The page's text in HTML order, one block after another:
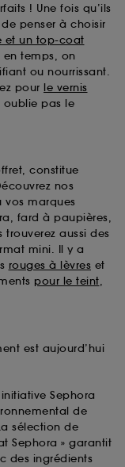
! Une fois qu’ils
penser à choisir
et un top-coat
temps, on
ou nourrissant.
pour le vernis
oublie pas le
constitue
nos
vos marques
fard à paupières,
aussi des
mini. Il y a
rouges à lèvres et
pour le teint,
est aujourd’hui
Sephora
de
sélection de
Sephora » garantit
des ingrédients